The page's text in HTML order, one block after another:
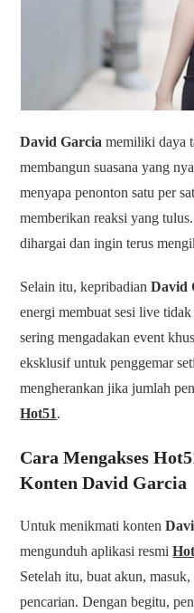
David Garcia memiliki daya
membangun suasana yang
menyapa penonton satu per
memberikan reaksi yang
dihargai dan ingin terus
Selain itu, kepribadianDavid
energi membuat sesi live
sering mengadakan event
eksklusif untuk penggemar
mengherankan jika jumlah
Hot51.
Cara Mengakses
Konten David Garcia
Untuk menikmati konten
mengunduh aplikasi resmi
Setelah itu, buat akun,
pencarian. Dengan begitu,